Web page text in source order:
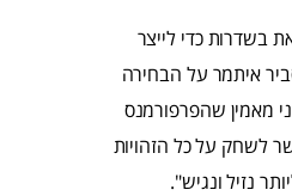
בשדרות כדי לייצר
איתמר על הבחירה
מאמין שהפרפורמנס
לשחק על כל הזהויות
נזיל ונגיש".